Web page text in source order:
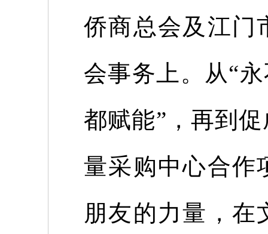
侨商总会及江门
会事务上。从“
都赋能”，再到
量采购中心合作
朋友的力量，在